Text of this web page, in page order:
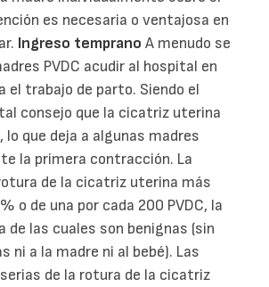
es necesaria o ventajosa en
Ingreso temprano A menudo se
PVDC acudir al hospital en
el trabajo de parto. Siendo el
consejo que la cicatriz uterina
lo que deja a algunas madres
la primera contracción. La
de la cicatriz uterina más
o de una por cada 200 PVDC, la
de las cuales son benignas (sin
ni a la madre ni al bebé). Las
de la rotura de la cicatriz